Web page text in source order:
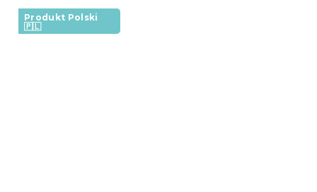
Produkt Polski
🇵🇱